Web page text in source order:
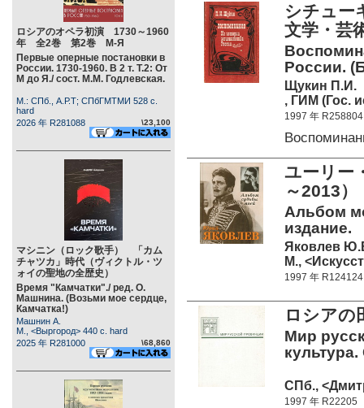
ロシアのオペラ初演 1730～1960
年 全2巻 第2巻 М-Я
Первые оперные постановки в
России. 1730-1960. В 2 т. Т.2: От
М до Я./ сост. М.М. Годлевская.
М.: СПб., А.Р.Т; СПбГМТМИ 528 c.
hard
2026 年 R281088
\23,100
マシニン（ロック歌手） 「カム
チャツカ」時代（ヴィクトル・ツ
ォイの聖地の全歴史）
Время "Камчатки"./ ред. О.
Машнина. (Возьми мое сердце,
Камчатка!)
Машнин А.
М., <Выргород> 440 c. hard
2025 年 R281000
\68,860
シチュ
文学・芸
России.
Щукин П.И.
, ГИМ (Гос.
1997 年 R258804
ユーリー
～2013
Альбом
издание.
Яковлев
М.,
1997 年 R124124
ロシア
Мир
СПб.,
1997 年 R22205